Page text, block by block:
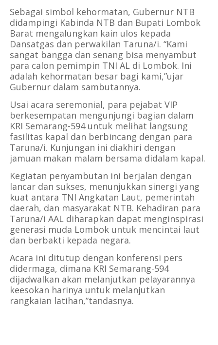
Sebagai simbol kehormatan, Gubernur NTB
didampingi Kabinda NTB dan Bupati Lombok
Barat mengalungkan kain ulos kepada
Dansatgas dan perwakilan Taruna/i. “Kami
sangat bangga dan senang bisa menyambut
para calon pemimpin TNI AL di Lombok. Ini
adalah kehormatan besar bagi kami,”ujar
Gubernur dalam sambutannya.
​Usai acara seremonial, para pejabat VIP
berkesempatan mengunjungi bagian dalam
KRI Semarang-594 untuk melihat langsung
fasilitas kapal dan berbincang dengan para
Taruna/i. Kunjungan ini diakhiri dengan
jamuan makan malam bersama didalam kapal.
​Kegiatan penyambutan ini berjalan dengan
lancar dan sukses, menunjukkan sinergi yang
kuat antara TNI Angkatan Laut, pemerintah
daerah, dan masyarakat NTB. Kehadiran para
Taruna/i AAL diharapkan dapat menginspirasi
generasi muda Lombok untuk mencintai laut
dan berbakti kepada negara.
​Acara ini ditutup dengan konferensi pers
didermaga, dimana KRI Semarang-594
dijadwalkan akan melanjutkan pelayarannya
keesokan harinya untuk melanjutkan
rangkaian latihan,”tandasnya.